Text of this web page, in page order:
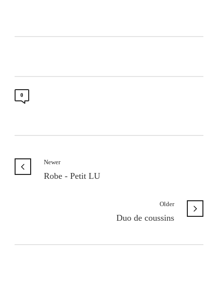
0
Newer
Robe - Petit LU
Older
Duo de coussins